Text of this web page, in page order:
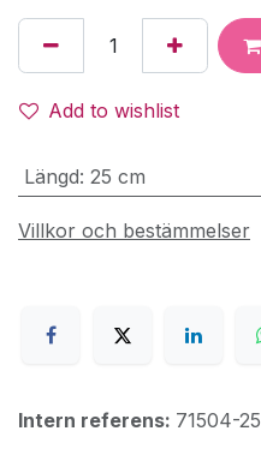
Add to wishlist
Längd: 25 cm
Villkor och bestämmelser
Intern referens: 71504-25